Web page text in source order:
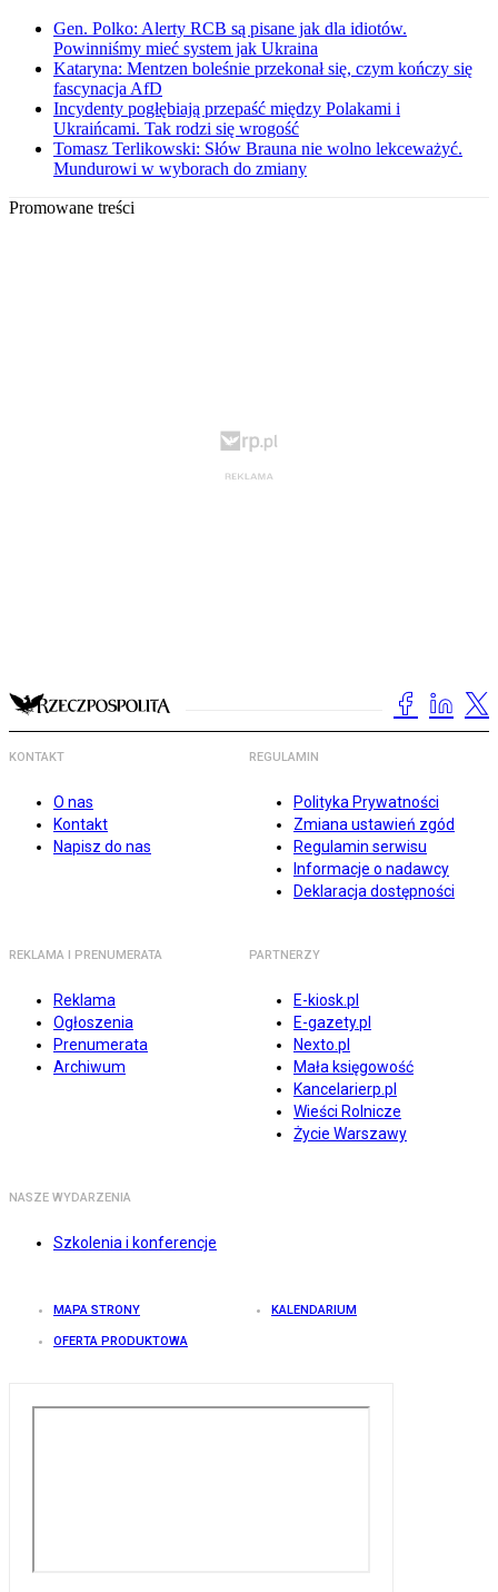
Gen. Polko: Alerty RCB są pisane jak dla idiotów.
Powinniśmy mieć system jak Ukraina
Kataryna: Mentzen boleśnie przekonał się, czym kończy się
fascynacja AfD
Incydenty pogłębiają przepaść między Polakami i
Ukraińcami. Tak rodzi się wrogość
Tomasz Terlikowski: Słów Brauna nie wolno lekceważyć.
Mundurowi w wyborach do zmiany
Promowane treści
KONTAKT
O nas
Kontakt
Napisz do nas
REGULAMIN
Polityka Prywatności
Zmiana ustawień zgód
Regulamin serwisu
Informacje o nadawcy
Deklaracja dostępności
REKLAMA I PRENUMERATA
Reklama
Ogłoszenia
Prenumerata
Archiwum
PARTNERZY
E-kiosk.pl
E-gazety.pl
Nexto.pl
Mała księgowość
Kancelarierp.pl
Wieści Rolnicze
Życie Warszawy
NASZE WYDARZENIA
Szkolenia i konferencje
MAPA STRONY KALENDARIUM
OFERTA PRODUKTOWA